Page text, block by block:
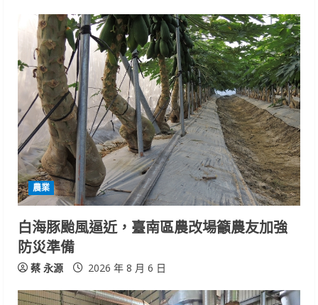
農業
白海豚颱風逼近，臺南區農改場籲農友加強
防災準備
蔡 永源 2026 年 8 月 6 日